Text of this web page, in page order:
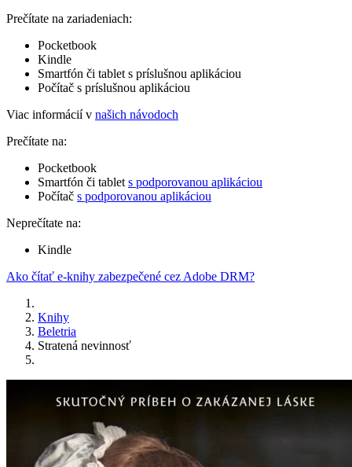
Prečítate na zariadeniach:
Pocketbook
Kindle
Smartfón či tablet s príslušnou aplikáciou
Počítač s príslušnou aplikáciou
Viac informácií v našich návodoch
Prečítate na:
Pocketbook
Smartfón či tablet s podporovanou aplikáciou
Počítač s podporovanou aplikáciou
Neprečítate na:
Kindle
Ako čítať e-knihy zabezpečené cez Adobe DRM?
Knihy
Beletria
Stratená nevinnosť